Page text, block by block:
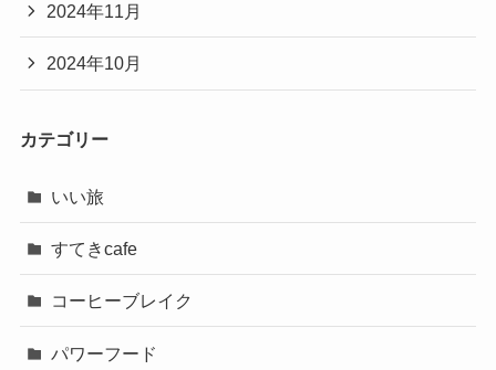
2024年11月
2024年10月
カテゴリー
いい旅
すてきcafe
コーヒーブレイク
パワーフード